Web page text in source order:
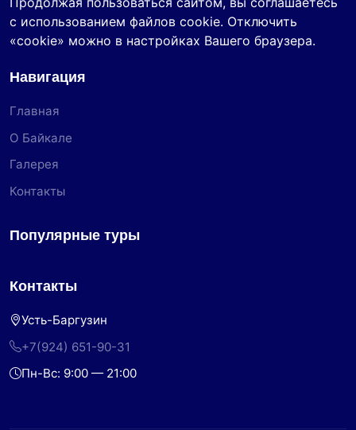
с использованием файлов cookie. Отключить
«cookie» можно в настройках Вашего браузера.
Навигация
Главная
О Байкале
Галерея
Контакты
Популярные туры
Контакты
Усть-Баргузин
+7(924) 651-90-31
Пн-Вс: 9:00 — 21:00